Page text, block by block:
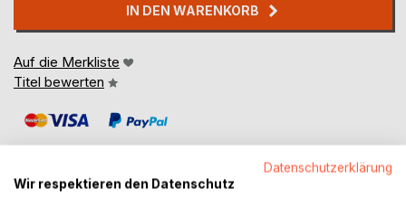
IN DEN WARENKORB
Auf die Merkliste
Titel bewerten
Datenschutzerklärung
Wir respektieren den Datenschutz